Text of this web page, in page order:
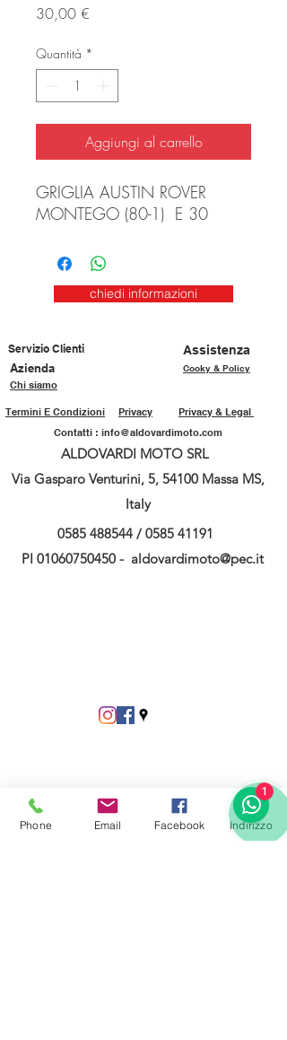
30,00 €
Quantità *
Aggiungi al carrello
GRIGLIA AUSTIN ROVER
MONTEGO (80-1) E 30
chiedi informazioni
Servizio Clienti
Assistenza
Azienda
Cooky & Policy
Chi siamo
Privacy & Legal
Privacy
Termini E Condizioni
Contatti : info@aldovardimoto.com
ALDOVARDI MOTO SRL
Via Gasparo Venturini, 5, 54100 Massa MS,
Italy
0585 488544 / 0585 41191
PI 01060750450 - aldovardimoto@pec.it
Phone Email Facebook Indirizzo
1